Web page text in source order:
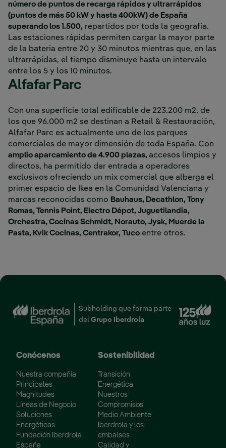
número de puntos de recarga rápidos y ultrarrápidos
(puntos de más 50 kW y hasta 400kW) de España
superando los 1.500, repartidos por toda la geografía.
Las estaciones rápidas permiten cargar la mayor parte
de la batería entre 20 y 30 minutos mientras que, en las
ultrarrápidas, el tiempo disminuye hasta un intervalo
entre los 5 y los 10 minutos.
Alfafar Parc
Con una superficie total edificable de 223.200 m2, de
los que 96.000 m2 se destinan a Retail & Restauración,
Alfafar Parc es actualmente uno de los parques
comerciales de mayor dimensión de toda España. Con
amplio aparcamiento de 4.900 plazas, accesos limpios y
directos, ha permitido dar entrada a operadores
exclusivos ofreciendo un mix comercial que alberga el
primer espacio de Ikea en la Comunidad Valenciana y
marcas reconocidas como Bauhaus, Decathlon, Tony
Romas, Tennis Point, Electro Dépot, Juguetilandia,
Orchestra, Cocinas Schmidt, Norauto, Jysk, Muerde la
Pasta, Kvik Cocinas, Centrakor, Tuco entre otros.
Subholding que forma parte
del Grupo Iberdrola
Conócenos
Nuestra compañía
Principales
Magnitudes
Líneas de Negocio
Soluciones
Energéticas
Fundación Iberdrola
España
Sostenibilidad
Transición
Energética
Nuestros
Compromisos
Medio Ambiente
Iberdrola y los
embalses
Calidad y